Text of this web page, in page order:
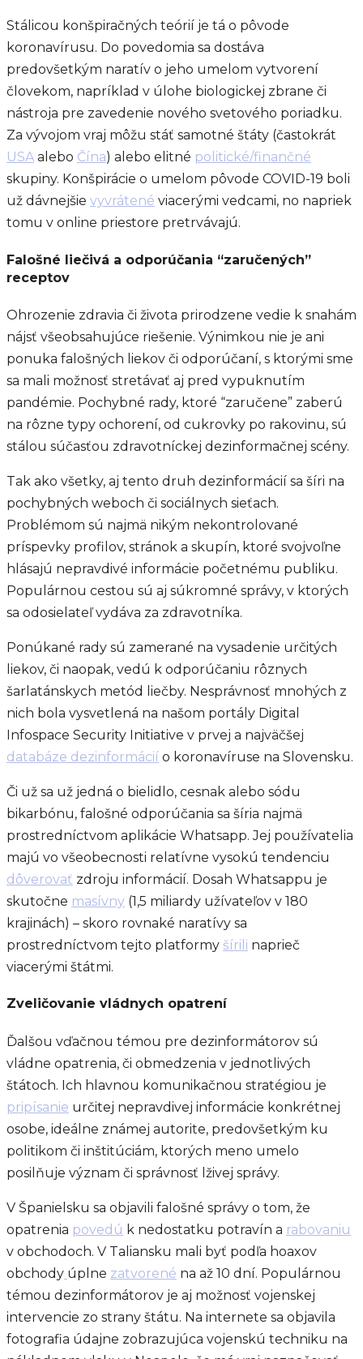
Stálicou konšpiračných teórií je tá o pôvode
koronavírusu. Do povedomia sa dostáva
predovšetkým naratív o jeho umelom vytvorení
človekom, napríklad v úlohe biologickej zbrane či
nástroja pre zavedenie nového svetového poriadku.
Za vývojom vraj môžu stáť samotné štáty (častokrát
USA alebo Čína) alebo elitné politické/finančné
skupiny. Konšpirácie o umelom pôvode COVID-19 boli
už dávnejšie vyvrátené viacerými vedcami, no napriek
tomu v online priestore pretrvávajú.
Falošné liečivá a odporúčania “zaručených”
receptov
Ohrozenie zdravia či života prirodzene vedie k snahám
nájsť všeobsahujúce riešenie. Výnimkou nie je ani
ponuka falošných liekov či odporúčaní, s ktorými sme
sa mali možnosť stretávať aj pred vypuknutím
pandémie. Pochybné rady, ktoré “zaručene” zaberú
na rôzne typy ochorení, od cukrovky po rakovinu, sú
stálou súčasťou zdravotníckej dezinformačnej scény.
Tak ako všetky, aj tento druh dezinformácií sa šíri na
pochybných weboch či sociálnych sieťach.
Problémom sú najmä nikým nekontrolované
príspevky profilov, stránok a skupín, ktoré svojvoľne
hlásajú nepravdivé informácie početnému publiku.
Populárnou cestou sú aj súkromné správy, v ktorých
sa odosielateľ vydáva za zdravotníka.
Ponúkané rady sú zamerané na vysadenie určitých
liekov, či naopak, vedú k odporúčaniu rôznych
šarlatánskych metód liečby. Nesprávnosť mnohých z
nich bola vysvetlená na našom portály Digital
Infospace Security Initiative v prvej a najväčšej
databáze dezinformácií o koronavíruse na Slovensku.
Či už sa už jedná o bielidlo, cesnak alebo sódu
bikarbónu, falošné odporúčania sa šíria najmä
prostredníctvom aplikácie Whatsapp. Jej používatelia
majú vo všeobecnosti relatívne vysokú tendenciu
dôverovať zdroju informácií. Dosah Whatsappu je
skutočne masívny (1,5 miliardy užívateľov v 180
krajinách) – skoro rovnaké naratívy sa
prostredníctvom tejto platformy šírili naprieč
viacerými štátmi.
Zveličovanie vládnych opatrení
Ďalšou vďačnou témou pre dezinformátorov sú
vládne opatrenia, či obmedzenia v jednotlivých
štátoch. Ich hlavnou komunikačnou stratégiou je
pripísanie určitej nepravdivej informácie konkrétnej
osobe, ideálne známej autorite, predovšetkým ku
politikom či inštitúciám, ktorých meno umelo
posilňuje význam či správnosť lživej správy.
V Španielsku sa objavili falošné správy o tom, že
opatrenia povedú k nedostatku potravín a rabovaniu
v obchodoch. V Taliansku mali byť podľa hoaxov
obchody úplne zatvorené na až 10 dní. Populárnou
témou dezinformátorov je aj možnosť vojenskej
intervencie zo strany štátu. Na internete sa objavila
fotografia údajne zobrazujúca vojenskú techniku na